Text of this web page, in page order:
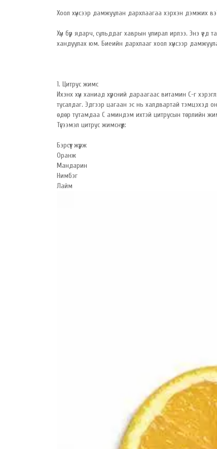
Хоол хүнсээр дамжуулан дархлаагаа хэрхэн дэмжих
Хүн бүр ядарч, сульддаг хаврын улирал ирлээ. Энэ
хандуулах юм. Биеийн дархлааг хоол хүнсээр
1. Цитрус жимс
Ихэнх хүн ханиад хүрсний дараагаас витамин C-г
тусалдаг. Эдгээр цагаан эс нь халдвартай тэмцэхэд
өдөр тутамдаа С аминдэм ихтэй цитрусын төрлийн
Түгээмэл цитрус жимснүүд:
Бэрсүүт жүрж
Оранж
Мандарин
Нимбэг
Лайм